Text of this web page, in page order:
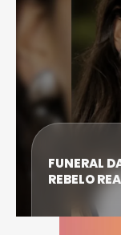
FUNERAL
REBELO